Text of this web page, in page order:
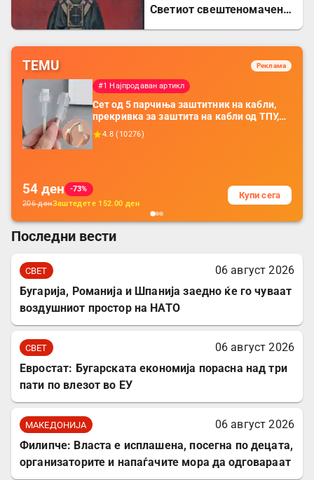
Светиот свештеномаченик
TEMU Реклама
#1 Најпродаван артикл
Сет од 5 парчиња заштитник на кабли,
прекривка за заштита на кабли од ТПУ,
додатоци за заштита на кабли, без
батерија, за мобилни телефони, комплет
4.8 ( 10276)
54 ден
-73%
206денЗаштедете 152.00 ден
Купи сега
Последни вести
СВЕТ
06 август 2026
Бугарија, Романија и Шпанија заедно ќе го чуваат
воздушниот простор на НАТО
СВЕТ
06 август 2026
Евростат: Бугарската економија порасна над три
пати по влезот во ЕУ
МАКЕДОНИЈА
06 август 2026
Филипче: Власта е исплашена, посегна по децата,
организаторите и напаѓачите мора да одговараат